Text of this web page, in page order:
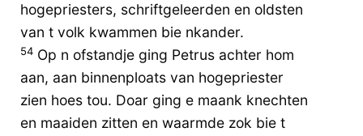
hogepriesters, schriftgeleerden en oldsten
van t volk kwammen bie nkander.
54 Op n ofstandje ging Petrus achter hom
aan, aan binnenploats van hogepriester
zien hoes tou. Doar ging e maank knechten
en maaiden zitten en waarmde zok bie t